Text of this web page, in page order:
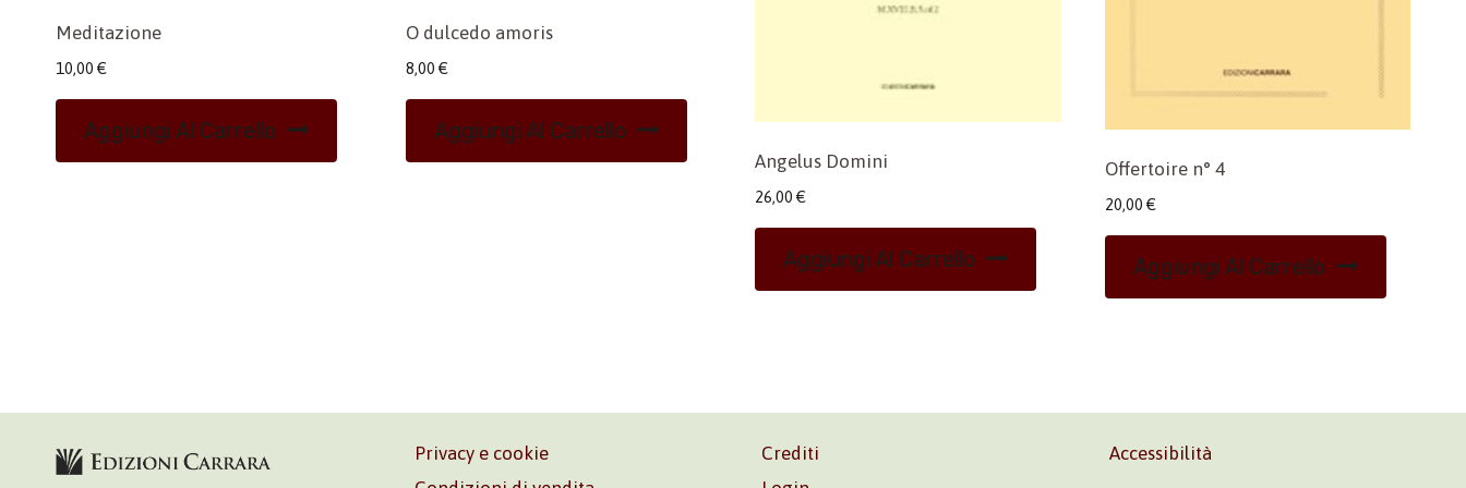
Meditazione
10,00 €
Aggiungi Al Carrello
O dulcedo amoris
8,00 €
Aggiungi Al Carrello
Angelus Domini
26,00 €
Aggiungi Al Carrello
Offertoire n° 4
20,00 €
Aggiungi Al Carrello
Privacy e cookie
Crediti
Accessibilità